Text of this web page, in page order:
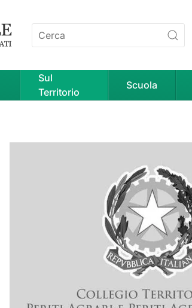
Sul
Territorio
Scuola